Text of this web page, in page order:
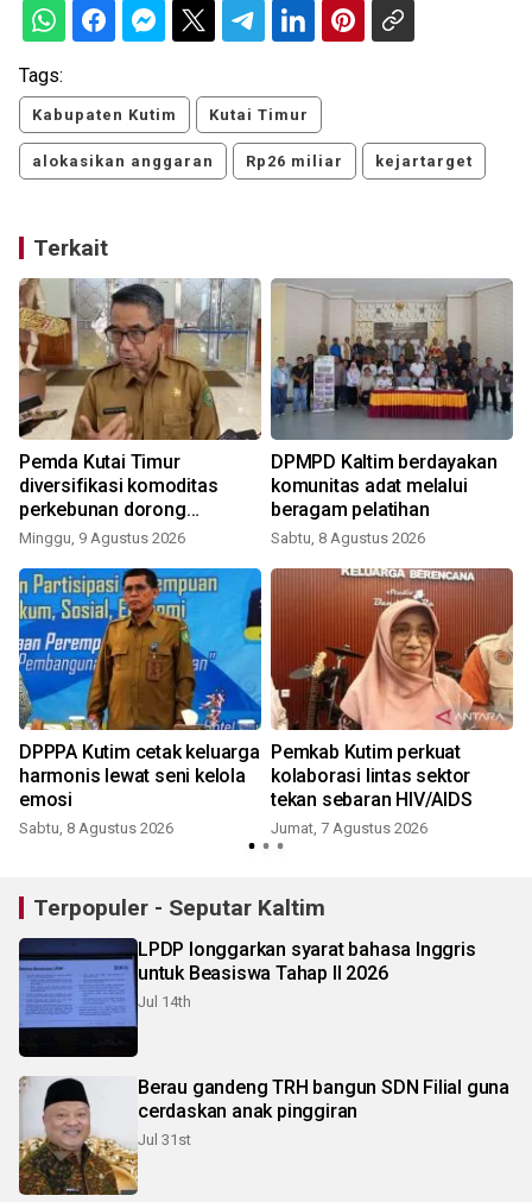
Tags:
Kabupaten Kutim Kutai Timur
alokasikan anggaran Rp26 miliar kejartarget
Terkait
Pemda Kutai Timur
diversifikasi komoditas
perkebunan dorong
perekonomian
Minggu, 9 Agustus 2026
DPMPD Kaltim berdayakan
komunitas adat melalui
beragam pelatihan
Sabtu, 8 Agustus 2026
DPPPA Kutim cetak keluarga
harmonis lewat seni kelola
emosi
Sabtu, 8 Agustus 2026
Pemkab Kutim perkuat
kolaborasi lintas sektor
tekan sebaran HIV/AIDS
Jumat, 7 Agustus 2026
Terpopuler - Seputar Kaltim
LPDP longgarkan syarat bahasa Inggris
untuk Beasiswa Tahap II 2026
Jul 14th
Berau gandeng TRH bangun SDN Filial guna
cerdaskan anak pinggiran
Jul 31st